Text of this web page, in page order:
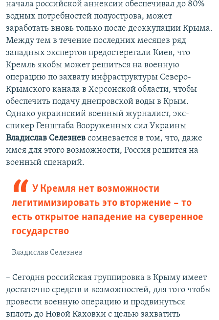
начала российской аннексии обеспечивал до 80%
водных потребностей полуострова, может
заработать вновь только после деоккупации Крыма.
Между тем в течение последних месяцев ряд
западных экспертов предостерегали Киев, что
Кремль якобы может решиться на военную
операцию по захвату инфраструктуры Северо-
Крымского канала в Херсонской области, чтобы
обеспечить подачу днепровской воды в Крым.
Однако украинский военный журналист, экс-
спикер Генштаба Вооруженных сил Украины
Владислав Селезнев сомневается в том, что, даже
имея для этого возможности, Россия решится на
военный сценарий.
У Кремля нет возможности
легитимизировать это вторжение – то
есть открытое нападение на суверенное
государство
Владислав Селезнев
– Сегодня российская группировка в Крыму имеет
достаточно средств и возможностей, для того чтобы
провести военную операцию и продвинуться
вплоть до Новой Каховки с целью захватить